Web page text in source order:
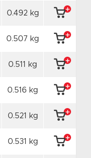
0.492 kg
0.507 kg
0.511 kg
0.516 kg
0.521 kg
0.531 kg